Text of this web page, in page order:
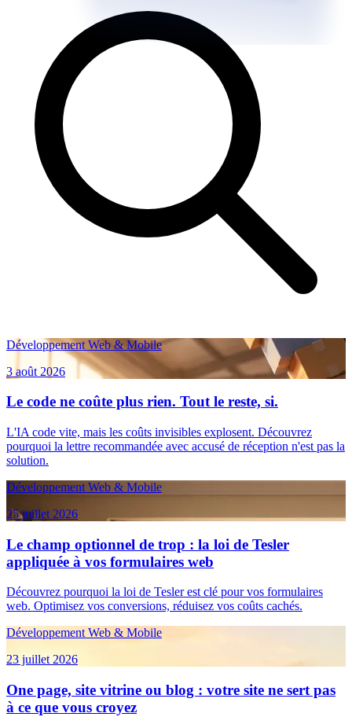
Développement Web & Mobile
3 août 2026
Le code ne coûte plus rien. Tout le reste, si.
L'IA code vite, mais les coûts invisibles explosent. Découvrez
pourquoi la lettre recommandée avec accusé de réception n'est pas la
solution.
Développement Web & Mobile
25 juillet 2026
Le champ optionnel de trop : la loi de Tesler
appliquée à vos formulaires web
Découvrez pourquoi la loi de Tesler est clé pour vos formulaires
web. Optimisez vos conversions, réduisez vos coûts cachés.
Développement Web & Mobile
23 juillet 2026
One page, site vitrine ou blog : votre site ne sert pas
à ce que vous croyez